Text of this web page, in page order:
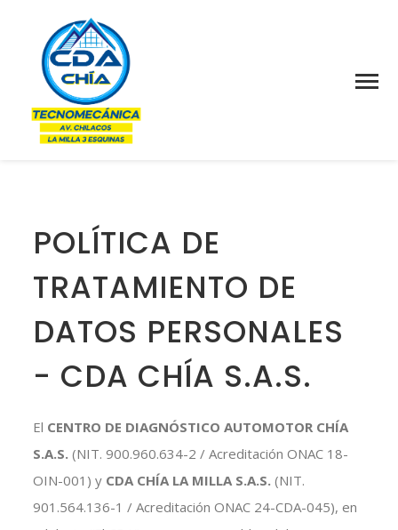
POLÍTICA DE
TRATAMIENTO DE
DATOS PERSONALES
- CDA CHÍA S.A.S.
El CENTRO DE DIAGNÓSTICO AUTOMOTOR CHÍA
S.A.S. (NIT. 900.960.634-2 / Acreditación ONAC 18-
OIN-001) y CDA CHÍA LA MILLA S.A.S. (NIT.
901.564.136-1 / Acreditación ONAC 24-CDA-045), en